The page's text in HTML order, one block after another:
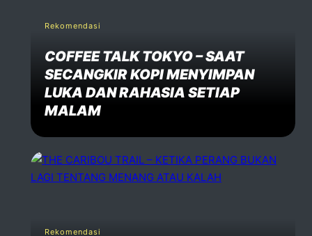
Rekomendasi
COFFEE TALK TOKYO – SAAT
SECANGKIR KOPI MENYIMPAN
LUKA DAN RAHASIA SETIAP
MALAM
Rekomendasi